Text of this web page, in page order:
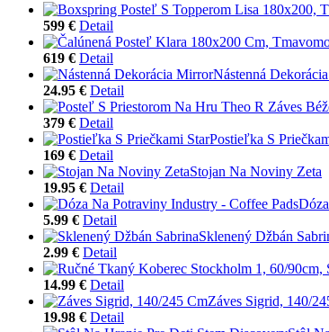
599 € Detail
619 € Detail
Nástenná
24.95 € Detail
379 € Detail
Postieľka S
169 € Detail
Stojan Na Noviny Zeta
19.95 € Detail
5.99 € Detail
Sklenený Džbán
2.99 € Detail
14.99 € Detail
Záves Sigrid, 140/
19.98 € Detail